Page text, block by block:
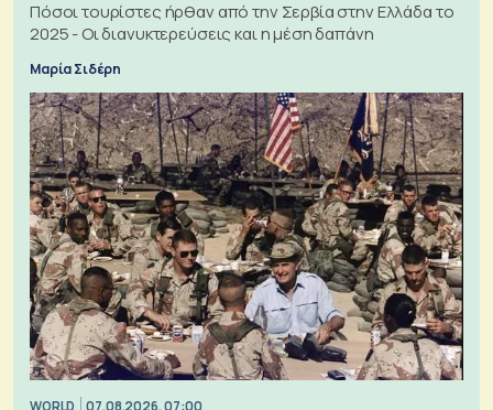
Πόσοι τουρίστες ήρθαν από την Σερβία στην Ελλάδα το
2025 - Οι διανυκτερεύσεις και η μέση δαπάνη
Μαρία Σιδέρη
WORLD 07.08.2026, 07:00